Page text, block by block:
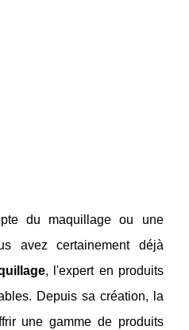
du maquillage ou une
avez certainement déjà
, l'expert en produits
Depuis sa création, la
une gamme de produits